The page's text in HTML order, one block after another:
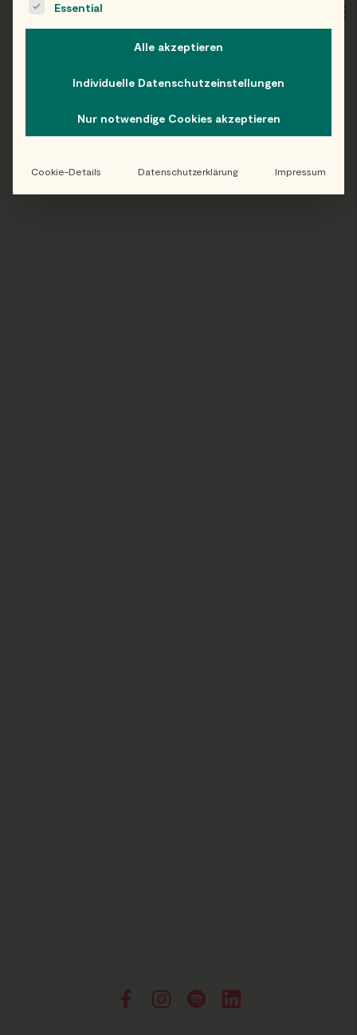
WIEN
Folge uns auf Instagram!
Essential
Alle akzeptieren
Individuelle Datenschutzeinstellungen
Nur notwendige Cookies akzeptieren
Cookie-Details Datenschutzerklärung Impressum